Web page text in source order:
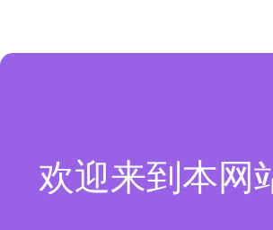
欢迎来到本网